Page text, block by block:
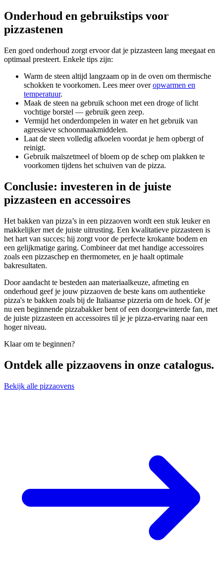
Onderhoud en gebruikstips voor
pizzastenen
Een goed onderhoud zorgt ervoor dat je pizzasteen lang meegaat en
optimaal presteert. Enkele tips zijn:
Warm de steen altijd langzaam op in de oven om thermische
schokken te voorkomen. Lees meer overopwarmen en
temperatuur.
Maak de steen na gebruik schoon met een droge of licht
vochtige borstel — gebruik geen zeep.
Vermijd het onderdompelen in water en het gebruik van
agressieve schoonmaakmiddelen.
Laat de steen volledig afkoelen voordat je hem opbergt of
reinigt.
Gebruik maïszetmeel of bloem op de schep om plakken te
voorkomen tijdens het schuiven van de pizza.
Conclusie: investeren in de juiste
pizzasteen en accessoires
Het bakken van pizza’s in een pizzaoven wordt een stuk leuker en
makkelijker met de juiste uitrusting. Een kwalitatieve pizzasteen is
het hart van succes; hij zorgt voor de perfecte krokante bodem en
een gelijkmatige garing. Combineer dat met handige accessoires
zoals een pizzaschep en thermometer, en je haalt optimale
bakresultaten.
Door aandacht te besteden aan materiaalkeuze, afmeting en
onderhoud geef je jouw pizzaoven de beste kans om authentieke
pizza's te bakken zoals bij de Italiaanse pizzeria om de hoek. Of je
nu een beginnende pizzabakker bent of een doorgewinterde fan, met
de juiste pizzasteen en accessoires til je je pizza-ervaring naar een
hoger niveau.
Klaar om te beginnen?
Ontdek alle pizzaovens in onze catalogus.
Bekijk alle pizzaovens